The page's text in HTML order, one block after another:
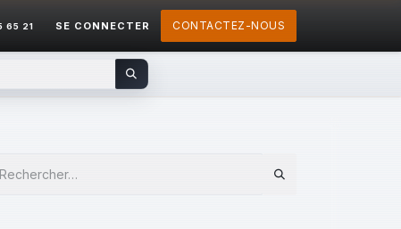
65 21 SE CONNECTER CONTACTEZ-NOUS